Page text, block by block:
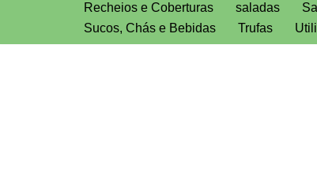
Recheios e Coberturas
saladas
Sucos, Chás e Bebidas
Trufas